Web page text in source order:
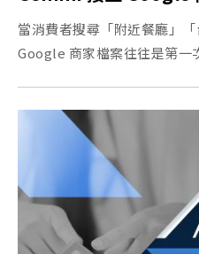
當消費者搜尋「附近餐廳」
Google 商家檔案往往是第一